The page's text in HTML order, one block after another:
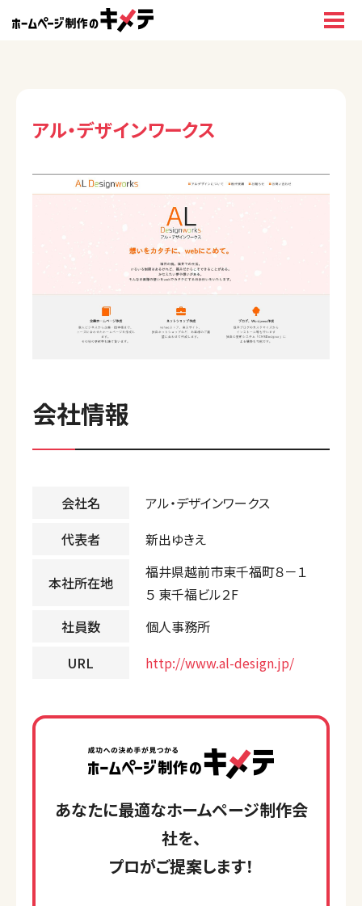
アル・デザインワークス
会社情報
会社名
アル・デザインワークス
代表者
新出ゆきえ
本社所在地
福井県越前市東千福町８－１
５ 東千福ビル２F
社員数
個人事務所
URL
http://www.al-design.jp/
あなたに最適なホームページ制作会
社を、
プロがご提案します！